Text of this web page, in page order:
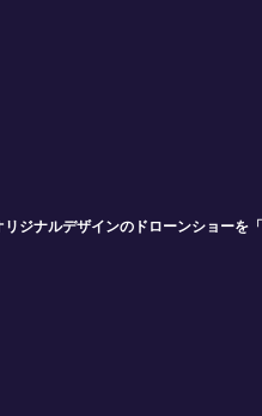
ジナルデザインのドローンショー